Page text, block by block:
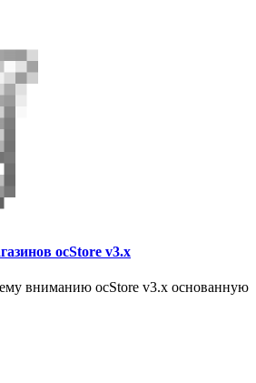
ocStore v3.x
вниманию ocStore v3.x основанную